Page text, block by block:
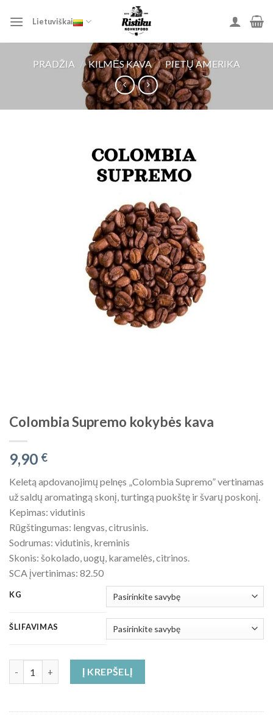
Lietuviškai
PRADŽIA / KILMĖS KAVA / PIETŲ AMERIKA
Colombia Supremo kokybės kava
9,90 €
Keletą apdovanojimų pelnęs „Colombia Supremo” vertinamas
už saldų aromatingą skonį, turtingą puokštę ir švarų poskonį.
Kepimas: vidutinis
Rūgštingumas: lengvas, citrusinis.
Sodrumas: vidutinis, kreminis
Skonis: šokolado, uogų, karamelės, citrinos.
SCA įvertinimas: 82.50
KG
ŠLIFAVIMAS
produkto kiekis: Colombia Supremo kokybės kava
Į KREPŠELĮ